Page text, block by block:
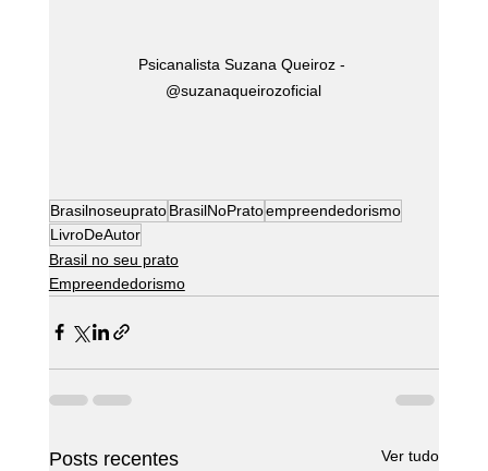
Psicanalista Suzana Queiroz -
@suzanaqueirozoficial
Brasilnoseuprato BrasilNoPratoempreendedorismo
LivroDeAutor
Brasil no seu prato
Empreendedorismo
Posts recentes Ver tudo